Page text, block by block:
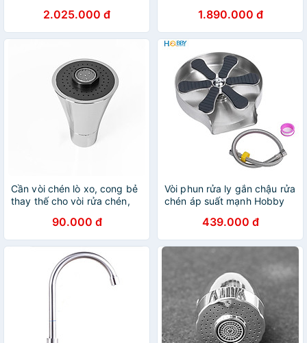
2.025.000 đ 1.890.000 đ
Cần vòi chén lò xo, cong bẻ
thay thế cho vòi rửa chén,
90.000 đ
Vòi phun rửa ly gắn chậu rửa
chén áp suất mạnh Hobby
439.000 đ